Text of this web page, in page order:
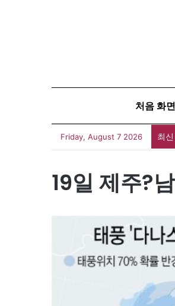
처음 화면
Friday, August 7 2026 최
19일 제주?